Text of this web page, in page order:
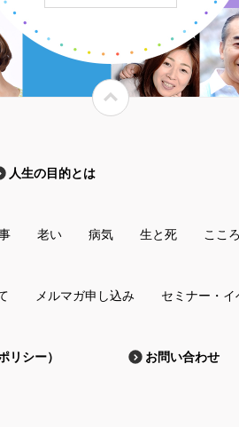
人生の目的とは
老い 病気 生と死 こころ
メルマガ申し込み セミナー・イ
リシー） お問い合わせ